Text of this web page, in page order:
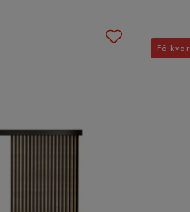
Få kvar